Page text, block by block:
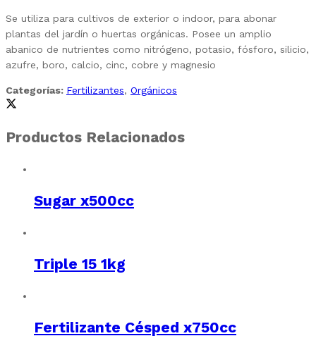
Se utiliza para cultivos de exterior o indoor, para abonar
plantas del jardín o huertas orgánicas. Posee un amplio
abanico de nutrientes como nitrógeno, potasio, fósforo, silicio,
azufre, boro, calcio, cinc, cobre y magnesio
Categorías: Fertilizantes, Orgánicos
Productos Relacionados
Sugar x500cc
Triple 15 1kg
Fertilizante Césped x750cc